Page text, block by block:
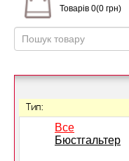
Товарів 0(0 грн)
Тип:
Все
Бюстгальтер